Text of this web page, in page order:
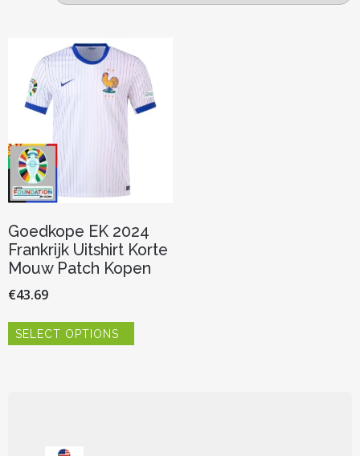
Goedkope EK 2024
Frankrijk Uitshirt Korte
Mouw Patch Kopen
€43.69
SELECT OPTIONS